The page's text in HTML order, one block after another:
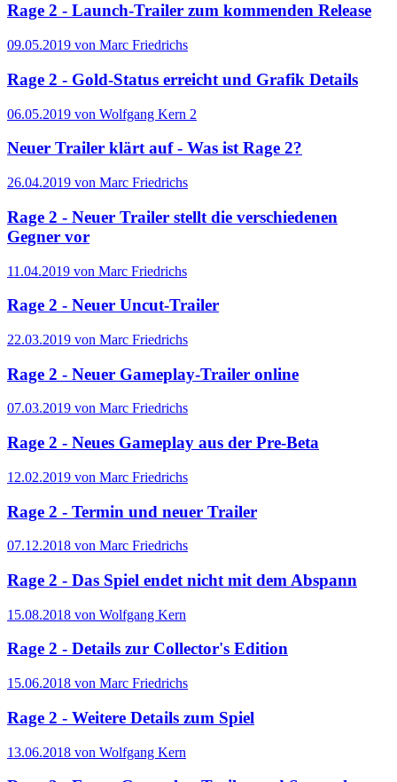
Rage 2 - Launch-Trailer zum kommenden Release
09.05.2019 von Marc Friedrichs
Rage 2 - Gold-Status erreicht und Grafik Details
06.05.2019 von Wolfgang Kern 2
Neuer Trailer klärt auf - Was ist Rage 2?
26.04.2019 von Marc Friedrichs
Rage 2 - Neuer Trailer stellt die verschiedenen
Gegner vor
11.04.2019 von Marc Friedrichs
Rage 2 - Neuer Uncut-Trailer
22.03.2019 von Marc Friedrichs
Rage 2 - Neuer Gameplay-Trailer online
07.03.2019 von Marc Friedrichs
Rage 2 - Neues Gameplay aus der Pre-Beta
12.02.2019 von Marc Friedrichs
Rage 2 - Termin und neuer Trailer
07.12.2018 von Marc Friedrichs
Rage 2 - Das Spiel endet nicht mit dem Abspann
15.08.2018 von Wolfgang Kern
Rage 2 - Details zur Collector's Edition
15.06.2018 von Marc Friedrichs
Rage 2 - Weitere Details zum Spiel
13.06.2018 von Wolfgang Kern